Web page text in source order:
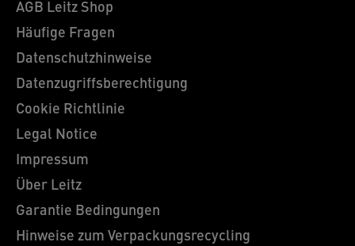
AGB Leitz Shop
Häufige Fragen
Datenschutzhinweise
Datenzugriffsberechtigung
Cookie Richtlinie
Legal Notice
Impressum
Über Leitz
Garantie Bedingungen
Hinweise zum Verpackungsrecycling